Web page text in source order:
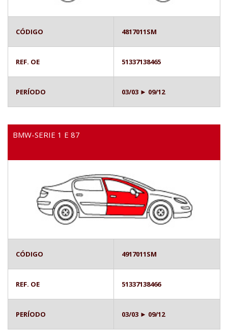
CÓDIGO 4817011SM
REF. OE 51337138465
PERÍODO 03/03 ► 09/12
BMW-SERIE 1 E 87
CÓDIGO 4917011SM
REF. OE 51337138466
PERÍODO 03/03 ► 09/12